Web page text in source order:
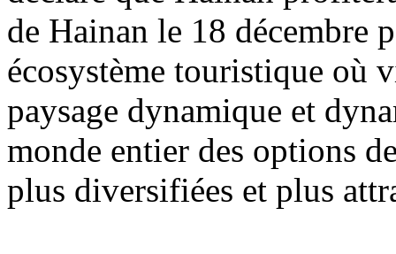
de Hainan le 18 décembre
écosystème touristique où
paysage dynamique et
monde entier des options
plus diversifiées et plus